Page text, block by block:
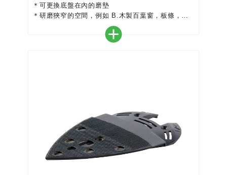
＊可更換底盤在內的磨墊
＊研磨狹窄的空間，例如 B.木製百葉窗，板條，散